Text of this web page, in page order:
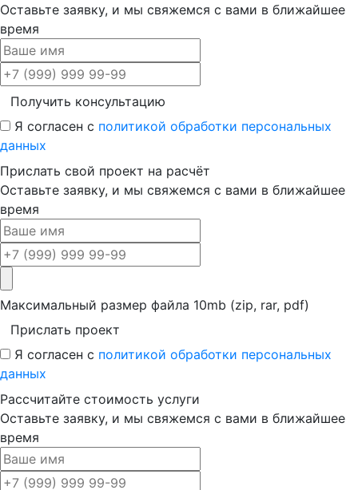
Оставьте заявку, и мы свяжемся с вами в ближайшее
время
Получить консультацию
Я согласен с политикой обработки персональных
данных
Прислать свой проект на расчёт
Оставьте заявку, и мы свяжемся с вами в ближайшее
время
Максимальный размер файла 10mb (zip, rar, pdf)
Прислать проект
Я согласен с политикой обработки персональных
данных
Рассчитайте стоимость услуги
Оставьте заявку, и мы свяжемся с вами в ближайшее
время